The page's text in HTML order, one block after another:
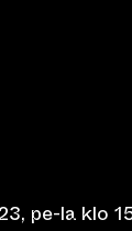
pe-la klo